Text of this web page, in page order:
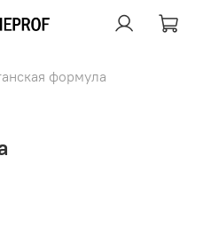
формула